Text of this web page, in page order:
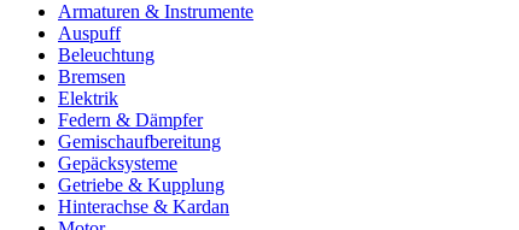
Armaturen & Instrumente
Auspuff
Beleuchtung
Bremsen
Elektrik
Federn & Dämpfer
Gemischaufbereitung
Gepäcksysteme
Getriebe & Kupplung
Hinterachse & Kardan